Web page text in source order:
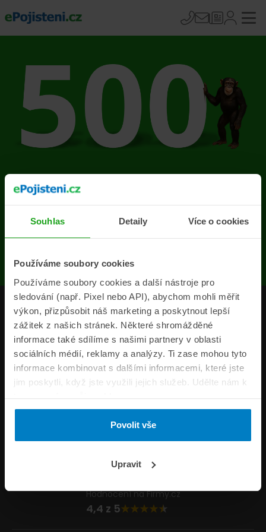
Souhlas Detaily Více o cookies
Používáme soubory cookies
Používáme soubory cookies a další nástroje pro
sledování (např. Pixel nebo API), abychom mohli měřit
výkon, přizpůsobit náš marketing a poskytnout lepší
zážitek z našich stránek. Některé shromážděné
informace také sdílíme s našimi partnery v oblasti
sociálních médií, reklamy a analýzy. Ti zase mohou tyto
informace kombinovat s dalšími informacemi, které jste
jim poskytli, když jste využili jejich služeb. Udělte nám k
tomu prosím svůj souhlas.
Povolit vše
Upravit
Na stránce se vyskytla
chyba
Produkty
Pojišťovny
Informace
ePojisteni.cz
Formuláře
Napište nám
Hodnocení na Firmy.cz
4,4 z 5